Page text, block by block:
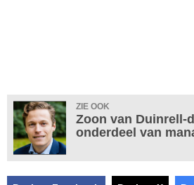
ZIE OOK
Zoon van Duinrell-
onderdeel van